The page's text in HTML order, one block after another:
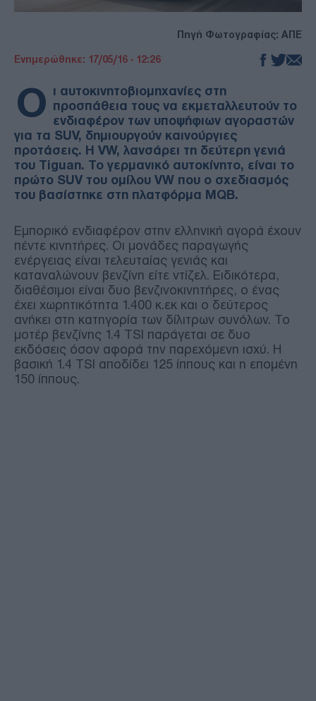
Πηγή Φωτογραφίας: ΑΠΕ
Ενημερώθηκε: 17/05/16 - 12:26
Ο ι αυτοκινητοβιομηχανίες στη
προσπάθεια τους να εκμεταλλευτούν το
ενδιαφέρον των υποψήφιων αγοραστών
για τα SUV, δημιουργούν καινούργιες
προτάσεις. Η VW, λανσάρει τη δεύτερη γενιά
του Tiguan. Το γερμανικό αυτοκίνητο, είναι το
πρώτο SUV του ομίλου VW που ο σχεδιασμός
του βασίστηκε στη πλατφόρμα MQB.
Εμπορικό ενδιαφέρον στην ελληνική αγορά έχουν
πέντε κινητήρες. Οι μονάδες παραγωγής
ενέργειας είναι τελευταίας γενιάς και
καταναλώνουν βενζίνη είτε ντίζελ. Ειδικότερα,
διαθέσιμοι είναι δυο βενζινοκινητήρες, ο ένας
έχει χωρητικότητα 1.400 κ.εκ και ο δεύτερος
ανήκει στη κατηγορία των δίλιτρων συνόλων. Το
μοτέρ βενζίνης 1.4 TSI παράγεται σε δυο
εκδόσεις όσον αφορά την παρεχόμενη ισχύ. Η
βασική 1.4 TSI αποδίδει 125 ίππους και η επομένη
150 ίππους.